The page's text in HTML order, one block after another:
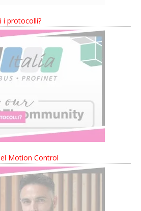
i protocolli?
Motion Control